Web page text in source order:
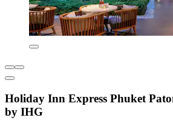
Holiday Inn Express Phuket
by IHG